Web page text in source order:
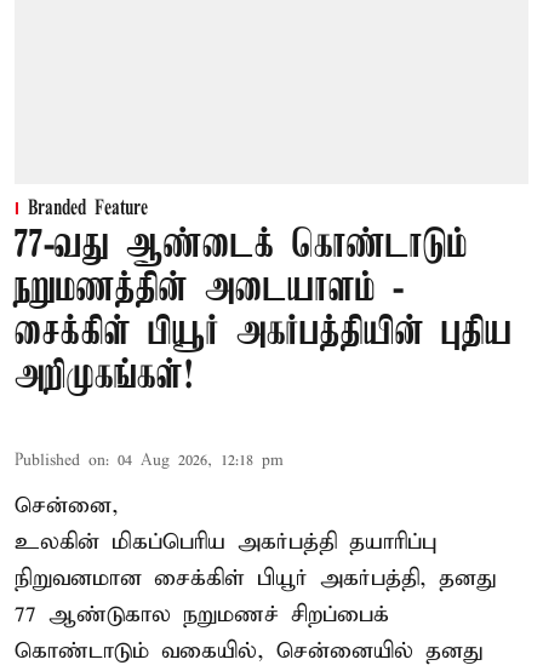
Branded Feature
77-வது ஆண்டைக் கொண்டாடும்
நறுமணத்தின் அடையாளம் -
சைக்கிள் பியூர் அகர்பத்தியின் புதிய
அறிமுகங்கள்!
Published on: 04 Aug 2026, 12:18 pm
சென்னை,
உலகின் மிகப்பெரிய அகர்பத்தி தயாரிப்பு
நிறுவனமான சைக்கிள் பியூர் அகர்பத்தி, தனது
77 ஆண்டுகால நறுமணச் சிறப்பைக்
கொண்டாடும் வகையில், சென்னையில் தனது